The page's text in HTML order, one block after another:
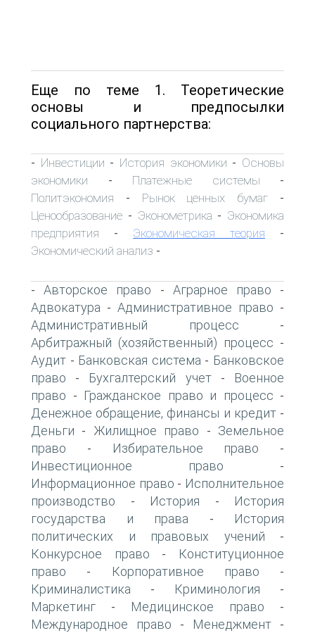
Еще по теме 1. Теоретические
основы и предпосылки
социального партнерства:
- Инвестиции - История экономики - Основы
экономики - Платежные системы -
Политэкономия - Рынок ценных бумаг -
Ценообразование - Эконометрика - Экономика
предприятия - Экономическая теория -
Экономический анализ -
-Авторское право - Аграрное право -
Адвокатура - Административное право -
Административный процесс -
Арбитражный (хозяйственный) процесс -
Аудит - Банковская система - Банковское
право - Бухгалтерский учет-
Военное
право - Гражданское право и процесс -
Денежное обращение, финансы и кредит-
Деньги - Жилищное право - Земельное
право - Избирательное право -
Инвестиционное право -
Информационное право - Исполнительное
производство - История -
История
государства и права -
История
политических и правовых учений -
Конкурсное право -
Конституционное
право - Корпоративное право -
Криминалистика - Криминология -
Маркетинг - Медицинское право -
Международное право - Менеджмент -